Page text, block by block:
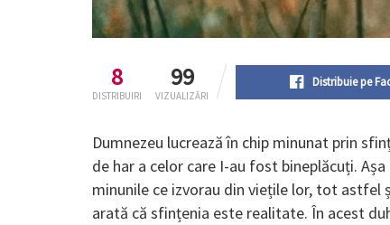
8
DISTRIBUIRI
99
VIZUALIZĂRI
Distribuie pe
Dumnezeu lucrează în chip minunat prin
de har a celor care I-au fost bineplăcuți.
minunile ce izvorau din viețile lor, tot astfel
arată că sfințenia este realitate. În acest